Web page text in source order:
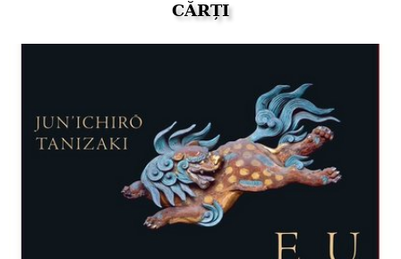
CĂRȚI